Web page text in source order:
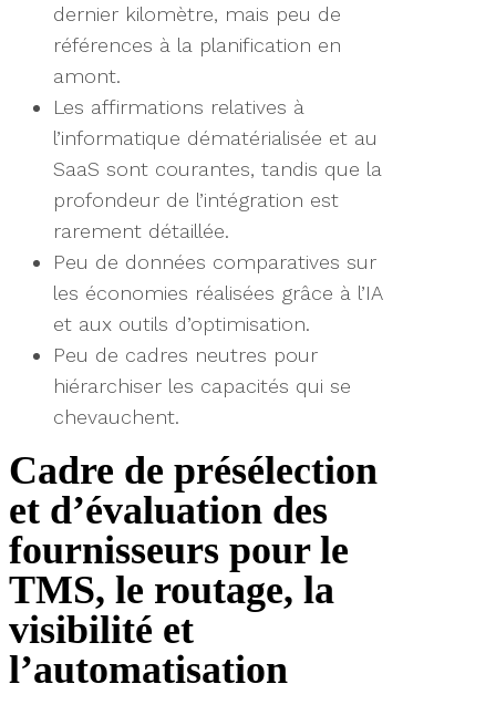
dernier kilomètre, mais peu de
références à la planification en
amont.
Les affirmations relatives à
l’informatique dématérialisée et au
SaaS sont courantes, tandis que la
profondeur de l’intégration est
rarement détaillée.
Peu de données comparatives sur
les économies réalisées grâce à l’IA
et aux outils d’optimisation.
Peu de cadres neutres pour
hiérarchiser les capacités qui se
chevauchent.
Cadre de présélection
et d’évaluation des
fournisseurs pour le
TMS, le routage, la
visibilité et
l’automatisation